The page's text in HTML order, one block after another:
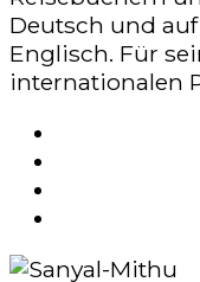
Deutsch und
Englisch. Für
internationalen